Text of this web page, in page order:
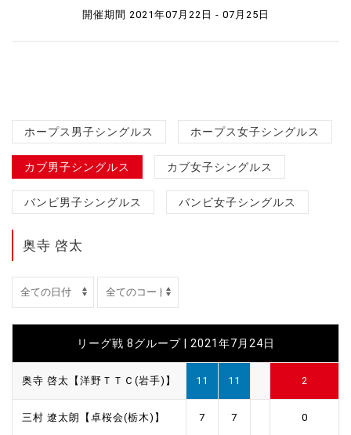
開催期間 2021年07月22日 - 07月25日
ホープス男子シングルス ホープス女子シングルス
カブ男子シングルス カブ女子シングルス
バンビ男子シングルス バンビ女子シングルス
奥寺 啓太
リーグ戦 8グループ | 2021年7月24日
奥寺 啓太【洋野ＴＴＣ(岩手)】 11 11 2
三村 遼太朗【卓桜会(栃木)】 7 7 0